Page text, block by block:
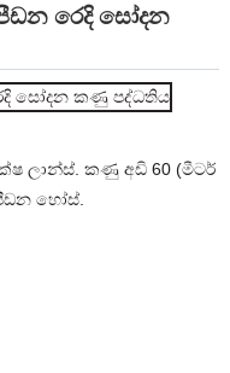
රෙදි සෝදන
ලාන්ස්. කණු අඩි 60 (මීටර්
පීඩන හෝස්.